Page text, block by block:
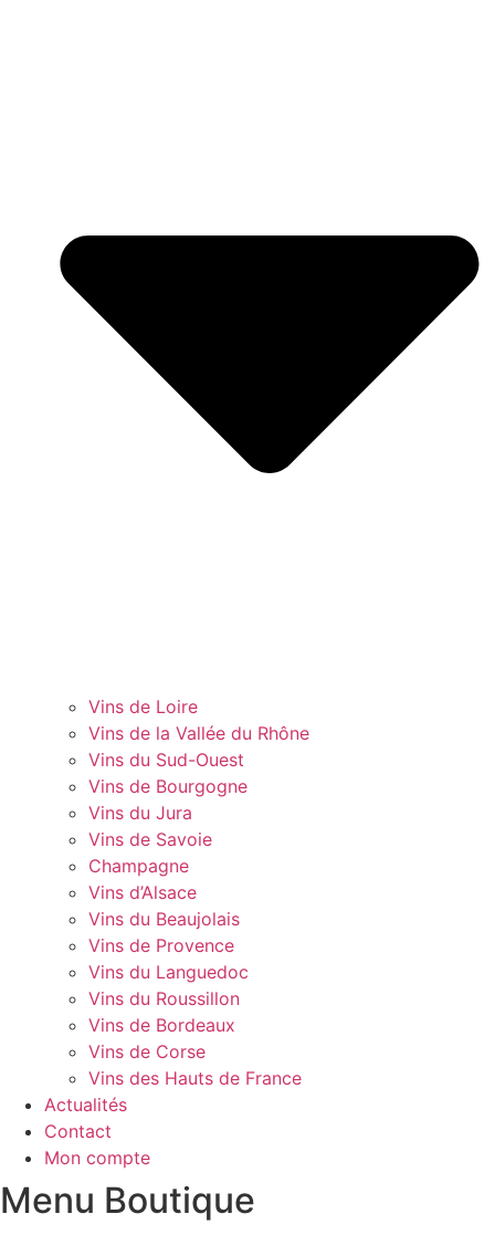
Vins de Loire
Vins de la Vallée du Rhône
Vins du Sud-Ouest
Vins de Bourgogne
Vins du Jura
Vins de Savoie
Champagne
Vins d’Alsace
Vins du Beaujolais
Vins de Provence
Vins du Languedoc
Vins du Roussillon
Vins de Bordeaux
Vins de Corse
Vins des Hauts de France
Actualités
Contact
Mon compte
Menu Boutique